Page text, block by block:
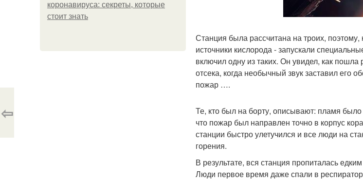
коронавируса: секреты, которые
стоит знать
Станция была рассчитана на троих,
источники кислорода - запускали
включил одну из таких. Он увидел, как пошла
отсека, когда необычный звук заставил его
пожар ….
Те, кто был на борту, описывают: пламя
что пожар был направлен точно в корпус
станции быстро улетучился и все люди на
горения.
В результате, вся станция пропиталась
Люди первое время даже спали в
⇦